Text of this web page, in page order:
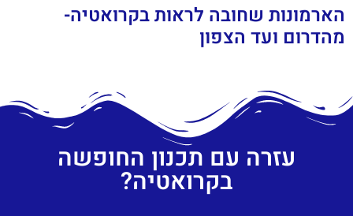
הארמונות שחובה לראות בקרואטיה-
מהדרום ועד הצפון
עזרה עם תכנון החופשה
בקרואטיה?